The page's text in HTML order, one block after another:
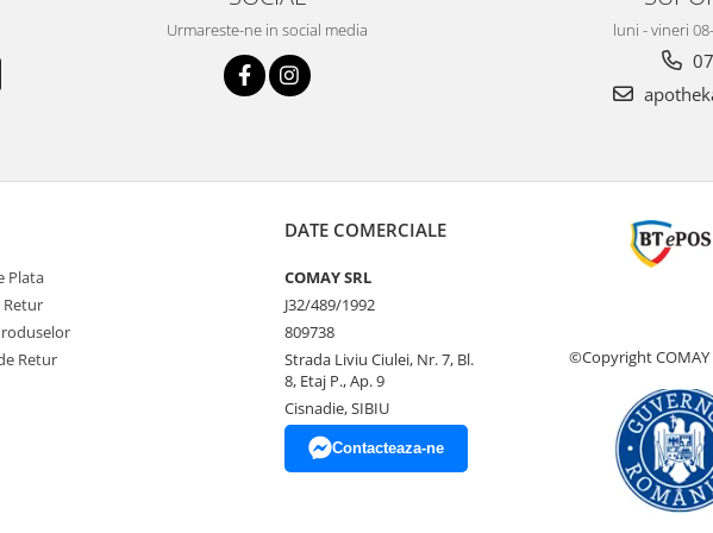
Urmareste-ne in social media luni - vineri
Plata
Retur
Retur
DATE COMERCIALE
COMAY SRL
J32/489/1992
809738
Strada Liviu Ciulei, Nr. 7, Bl.
8, Etaj P., Ap. 9
Cisnadie, SIBIU
Contacteaza-ne
©Copyright COMAY